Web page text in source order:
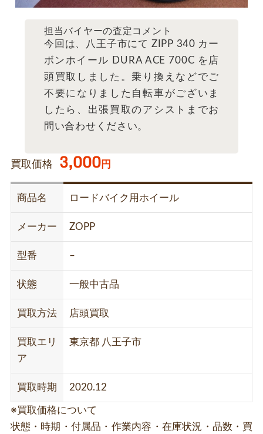
担当バイヤーの査定コメント
今回は、八王子市にて ZIPP 340 カー
ボンホイール DURA ACE 700C を店
頭買取しました。乗り換えなどでご
不要になりました自転車がございま
したら、出張買取のアシストまでお
問い合わせください。
買取価格 3,000円
商品名 ロードバイク用ホイール
メーカー ZOPP
型番 –
状態 一般中古品
買取方法 店頭買取
買取エリ
ア
東京都 八王子市
買取時期 2020.12
※買取価格について
状態・時期・付属品・作業内容・在庫状況・品数・買